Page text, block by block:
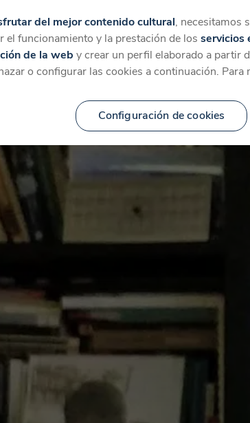
Catálogo Temáticas Categorías
del mejor contenido cultural, necesitamos
el funcionamiento y la prestación de los servicios
de la web y crear un perfil elaborado a partir
o configurar las cookies a continuación.
Configuración de cookies